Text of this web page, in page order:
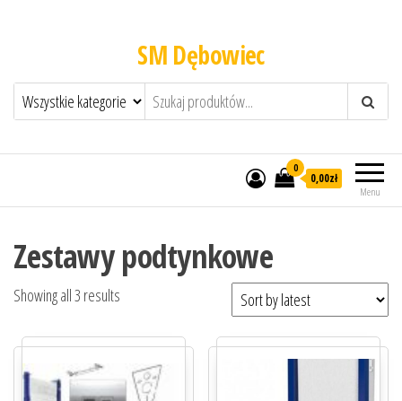
SM Dębowiec
Menu
0
0,00zł
Zestawy podtynkowe
Showing all 3 results